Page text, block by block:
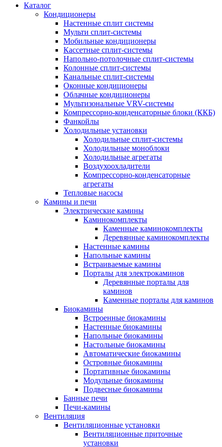
Каталог
Кондиционеры
Настенные сплит системы
Мульти сплит-системы
Мобильные кондиционеры
Кассетные сплит-системы
Напольно-потолочные сплит-системы
Колонные сплит-системы
Канальные сплит-системы
Оконные кондиционеры
Облачные кондиционеры
Мультизональные VRV-системы
Компрессорно-конденсаторные блоки (ККБ)
Фанкойлы
Холодильные установки
Холодильные сплит-системы
Холодильные моноблоки
Холодильные агрегаты
Воздухоохладители
Компрессорно-конденсаторные
агрегаты
Тепловые насосы
Камины и печи
Электрические камины
Каминокомплекты
Каменные каминокомплекты
Деревянные каминокомплекты
Настенные камины
Напольные камины
Встраиваемые камины
Порталы для электрокаминов
Деревянные порталы для
каминов
Каменные порталы для каминов
Биокамины
Встроенные биокамины
Настенные биокамины
Напольные биокамины
Настольные биокамины
Автоматические биокамины
Островные биокамины
Портативные биокамины
Модульные биокамины
Подвесные биокамины
Банные печи
Печи-камины
Вентиляция
Вентиляционные установки
Вентиляционные приточные
установки